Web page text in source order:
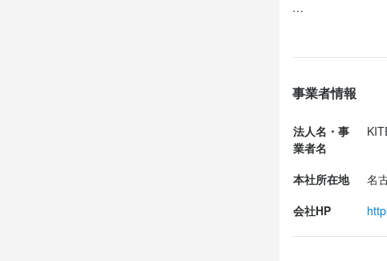
試合観戦の後に
｢KITEYA ｣さん
当時の経験が伺え
しみにしていた。
それは私も同様だ
ンチを選び、カニ
事業者情報
法人名・事
業者名
本社所在地
名
会社HP